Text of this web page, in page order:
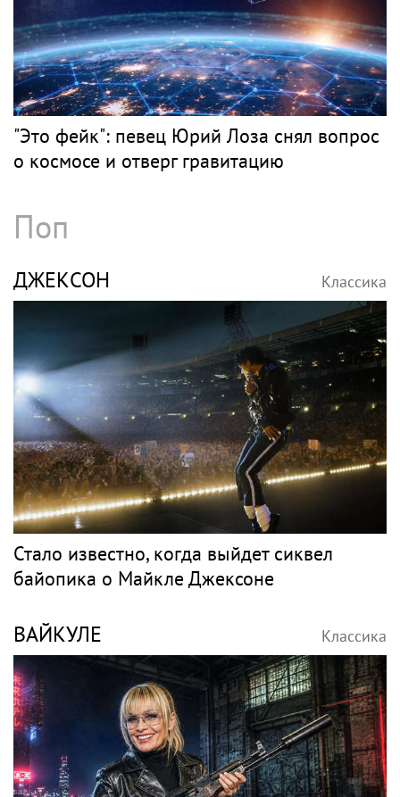
"Это фейк": певец Юрий Лоза снял вопрос
о космосе и отверг гравитацию
Поп
ДЖЕКСОН Классика
Стало известно, когда выйдет сиквел
байопика о Майкле Джексоне
ВАЙКУЛЕ Классика